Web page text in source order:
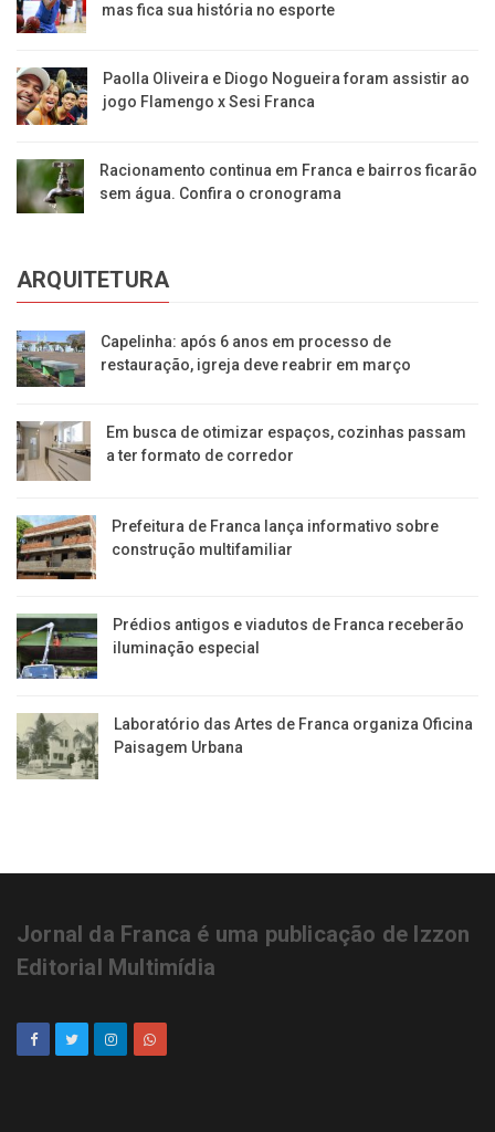
mas fica sua história no esporte
Paolla Oliveira e Diogo Nogueira foram assistir ao
jogo Flamengo x Sesi Franca
Racionamento continua em Franca e bairros ficarão
sem água. Confira o cronograma
ARQUITETURA
Capelinha: após 6 anos em processo de
restauração, igreja deve reabrir em março
Em busca de otimizar espaços, cozinhas passam
a ter formato de corredor
Prefeitura de Franca lança informativo sobre
construção multifamiliar
Prédios antigos e viadutos de Franca receberão
iluminação especial
Laboratório das Artes de Franca organiza Oficina
Paisagem Urbana
Jornal da Franca é uma publicação de Izzon
Editorial Multimídia